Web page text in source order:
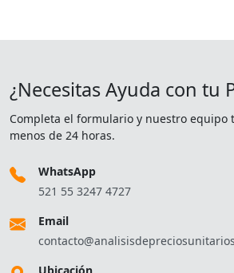
¿Necesitas Ayuda con tu
Completa el formulario y nuestro equipo
menos de 24 horas.
WhatsApp
521 55 3247 4727
Email